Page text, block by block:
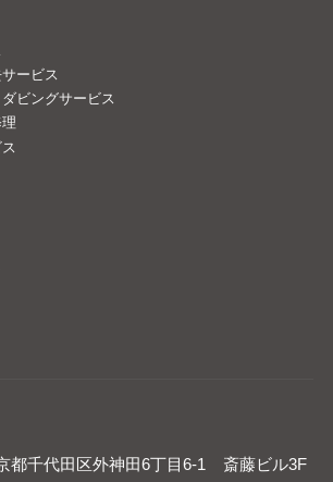
ービス
ビングサービス
都千代田区外神田6丁目6-1
斎藤ビル3F